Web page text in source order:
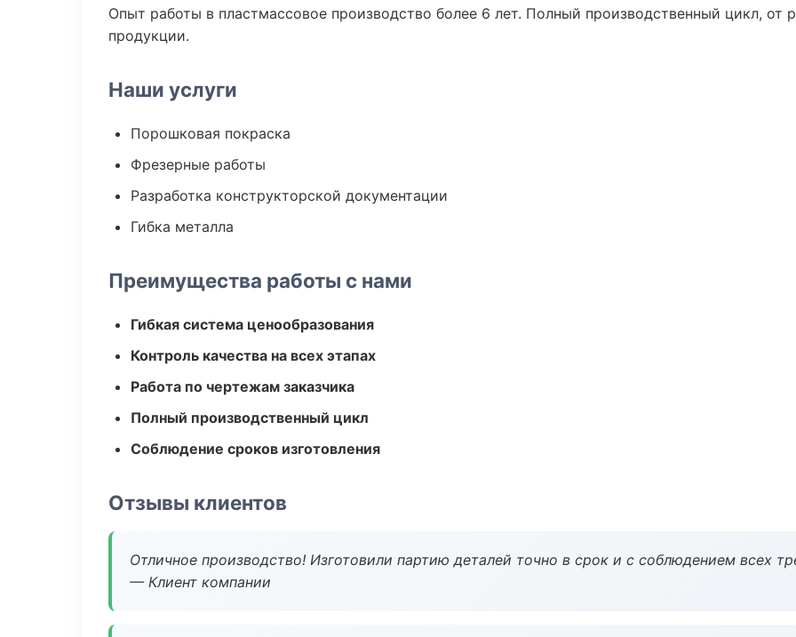
Опыт работы в пластмассовое производство более 6 лет. Полный производственный цикл, от
продукции.
Наши услуги
Порошковая покраска
Фрезерные работы
Разработка конструкторской документации
Гибка металла
Преимущества работы с нами
Гибкая система ценообразования
Контроль качества на всех этапах
Работа по чертежам заказчика
Полный производственный цикл
Соблюдение сроков изготовления
Отзывы клиентов
Отличное производство! Изготовили партию деталей точно в срок и с соблюдением всех
— Клиент компании